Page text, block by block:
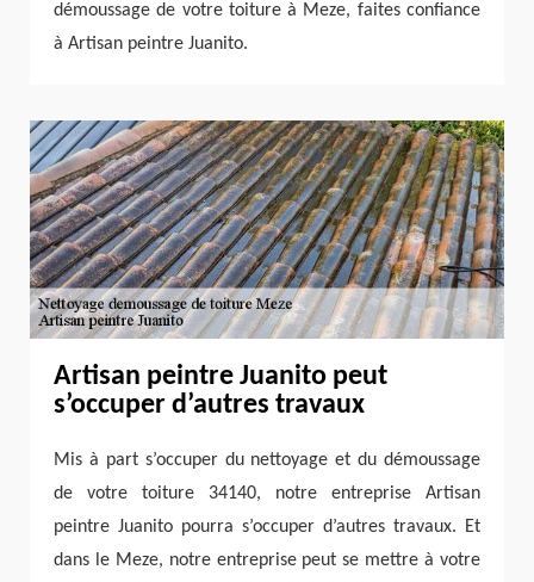
démoussage de votre toiture à Meze, faites confiance
à Artisan peintre Juanito.
Artisan peintre Juanito peut
s’occuper d’autres travaux
Mis à part s’occuper du nettoyage et du démoussage
de votre toiture 34140, notre entreprise Artisan
peintre Juanito pourra s’occuper d’autres travaux. Et
dans le Meze, notre entreprise peut se mettre à votre